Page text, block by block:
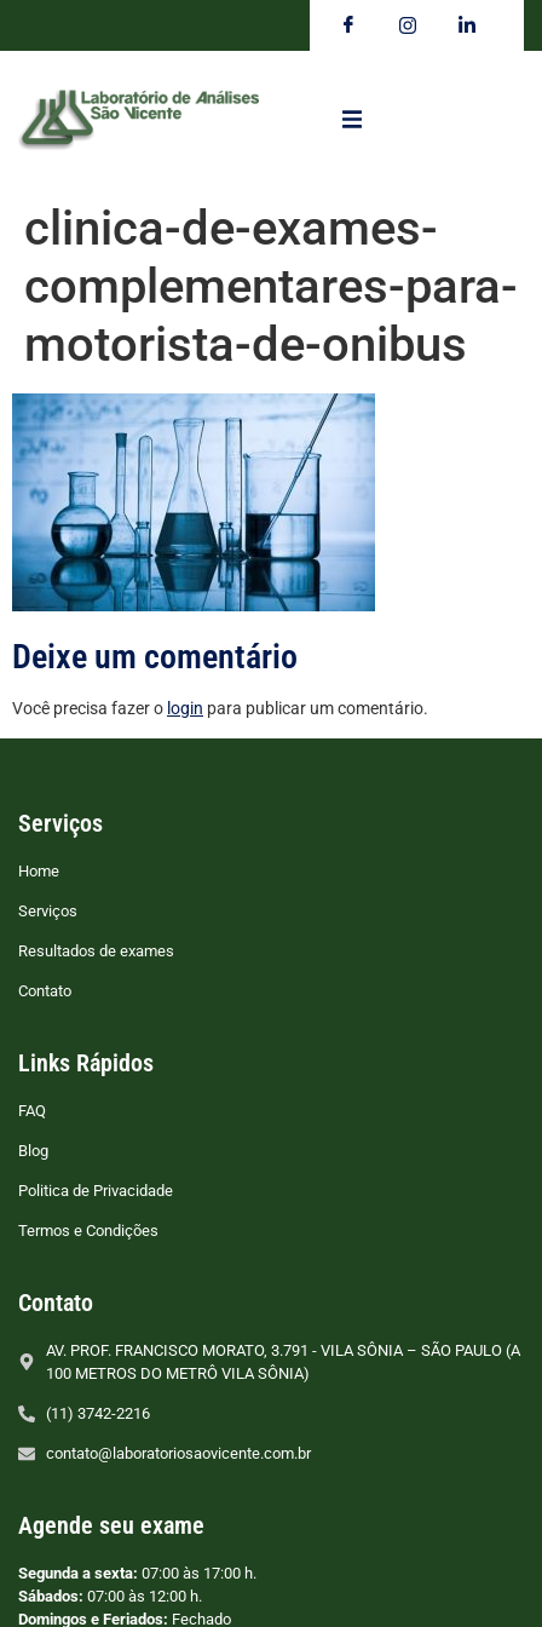
clinica-de-exames-
complementares-para-
motorista-de-onibus
Deixe um comentário
Você precisa fazer o login para publicar um comentário.
Serviços
Home
Serviços
Resultados de exames
Contato
Links Rápidos
FAQ
Blog
Politica de Privacidade
Termos e Condições
Contato
AV. PROF. FRANCISCO MORATO, 3.791 - VILA SÔNIA – SÃO PAULO (A
100 METROS DO METRÔ VILA SÔNIA)
(11) 3742-2216
contato@laboratoriosaovicente.com.br
Agende seu exame
Segunda a sexta: 07:00 às 17:00 h.
Sábados: 07:00 às 12:00 h.
Domingos e Feriados: Fechado